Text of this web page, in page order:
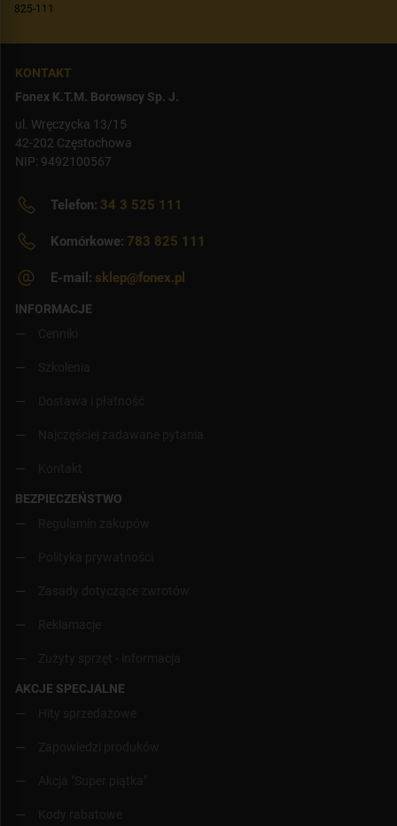
825-111
KONTAKT
Fonex K.T.M. Borowscy Sp. J.
ul. Wręczycka 13/15
42-202 Częstochowa
NIP: 9492100567
Telefon: 34 3 525 111
Komórkowe: 783 825 111
E-mail: sklep@fonex.pl
INFORMACJE
BEZPIECZEŃSTWO
AKCJE SPECJALNE